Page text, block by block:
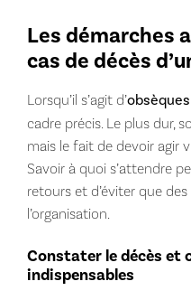
Les démarches
cas de décès
Lorsqu’il s’agit d’
cadre précis. Le plus dur,
mais le fait de devoir agir
Savoir à quoi s’attendre
retours et d’éviter que
l’organisation.
Constater le décès et
indispensables